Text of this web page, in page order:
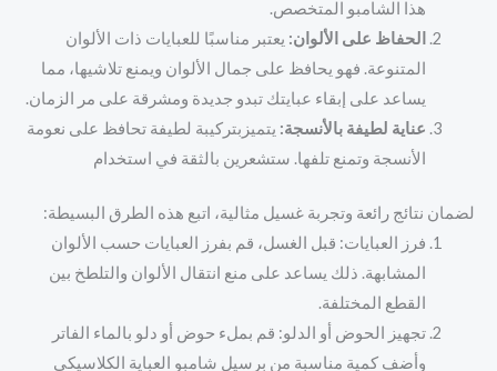
هذا الشامبو المتخصص.
الحفاظ على الألوان: يعتبر مناسبًا للعبايات ذات الألوان
المتنوعة. فهو يحافظ على جمال الألوان ويمنع تلاشيها، مما
يساعد على إبقاء عبايتك تبدو جديدة ومشرقة على مر الزمان.
عناية لطيفة بالأنسجة: يتميزبتركيبة لطيفة تحافظ على نعومة
الأنسجة وتمنع تلفها. ستشعرين بالثقة في استخدام
لضمان نتائج رائعة وتجربة غسيل مثالية، اتبع هذه الطرق البسيطة:
فرز العبايات: قبل الغسل، قم بفرز العبايات حسب الألوان
المشابهة. ذلك يساعد على منع انتقال الألوان والتلطخ بين
القطع المختلفة.
تجهيز الحوض أو الدلو: قم بملء حوض أو دلو بالماء الفاتر
وأضف كمية مناسبة من برسيل شامبو العباية الكلاسيكي